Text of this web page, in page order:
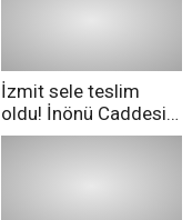
İzmit sele teslim
oldu! İnönü Caddesi
göle döndü!